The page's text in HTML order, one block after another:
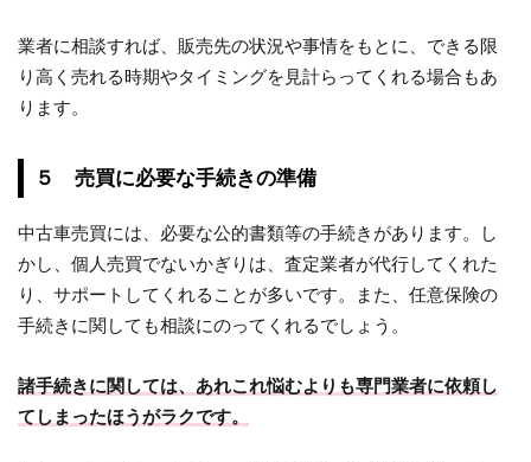
業者に相談すれば、販売先の状況や事情をもとに、できる限
り高く売れる時期やタイミングを見計らってくれる場合もあ
ります。
５ 売買に必要な手続きの準備
中古車売買には、必要な公的書類等の手続きがあります。し
かし、個人売買でないかぎりは、査定業者が代行してくれた
り、サポートしてくれることが多いです。また、任意保険の
手続きに関しても相談にのってくれるでしょう。
諸手続きに関しては、あれこれ悩むよりも専門業者に依頼し
てしまったほうがラクです。